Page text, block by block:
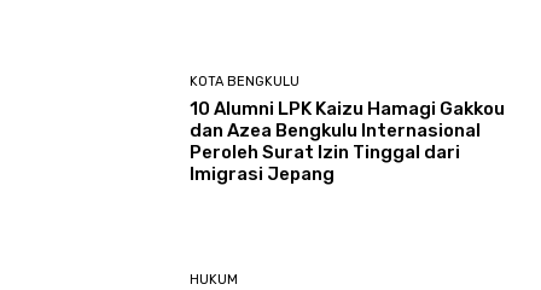
KOTA BENGKULU
‎10 Alumni LPK Kaizu Hamagi Gakkou
dan Azea Bengkulu Internasional
Peroleh Surat Izin Tinggal dari
Imigrasi Jepang
HUKUM